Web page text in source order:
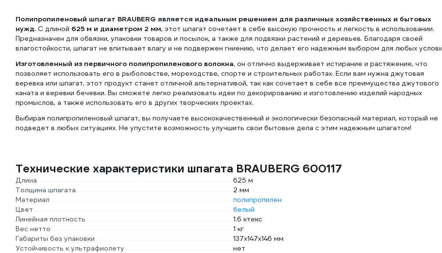
Полипропиленовый шпагат BRAUBERG является идеальным решением для различных хозяйственных и бытовых
нужд. С длиной 625 м и диаметром 2 мм, этот шпагат сочетает в себе высокую прочность и легкость в использовании.
Предназначен для обвязки, упаковки товаров и посылок, а также для подвязки растений и деревьев. Благодаря своей
влагостойкости, шпагат не впитывает влагу и не подвержен гниению, что делает его надежным выбором для любых
Изготовленный из первичного полипропиленового волокна, он отлично выдерживает истирание и растяжение, что
позволяет использовать его в рыболовстве, мореходстве, спорте и строительных работах. Если вам нужна джутовая
веревка или шпагат, этот продукт станет отличной альтернативой, так как сочетает в себе все преимущества джутового
каната и веревки бечевки. Вы сможете легко реализовать идеи по декорированию и изготовлению изделий народных
промыслов, а также использовать его в других творческих проектах.
Выбирая полипропиленовый шпагат, вы получаете высококачественный и экологически безопасный материал, который не
подведет в любых ситуациях. Не упустите возможность улучшить свои бытовые дела с этим надежным шпагатом!
Технические характеристики шпагата BRAUBERG 600117
Длина
625 м
Толщина шпагата
2 мм
Материал
полипропилен
Цвет
белый
Линейная плотность
1.6 ктекс
Вес нетто
1 кг
Габариты без упаковки
137x147x146 мм
Устойчивость к ультрафиолету
нет